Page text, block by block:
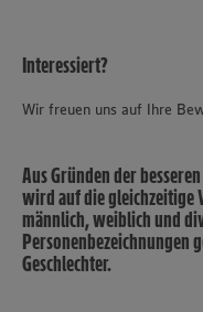
Interessiert?
Wir freuen uns auf Ihre
Aus Gründen der
wird auf die gleichzeitige
männlich, weiblich und
Personenbezeichnungen
Geschlechter.